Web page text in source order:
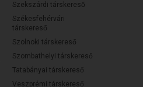
Szekszárdi társkereső
Székesfehérvári
társkereső
Szolnoki társkereső
Szombathelyi társkereső
Tatabányai társkereső
Veszprémi társkereső